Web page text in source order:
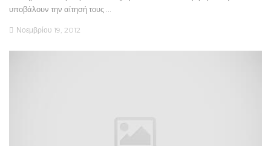
υποβάλουν την αίτησή τους …
Νοεμβρίου 19, 2012